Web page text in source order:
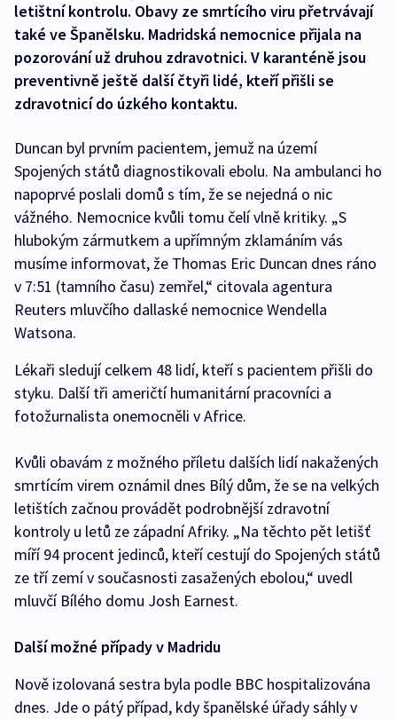
letištní kontrolu. Obavy ze smrtícího viru přetrvávají
také ve Španělsku. Madridská nemocnice přijala na
pozorování už druhou zdravotnici. V karanténě jsou
preventivně ještě další čtyři lidé, kteří přišli se
zdravotnicí do úzkého kontaktu.
Duncan byl prvním pacientem, jemuž na území
Spojených států diagnostikovali ebolu. Na ambulanci ho
napoprvé poslali domů s tím, že se nejedná o nic
vážného. Nemocnice kvůli tomu čelí vlně kritiky. „S
hlubokým zármutkem a upřímným zklamáním vás
musíme informovat, že Thomas Eric Duncan dnes ráno
v 7:51 (tamního času) zemřel,“ citovala agentura
Reuters mluvčího dallaské nemocnice Wendella
Watsona.
Lékaři sledují celkem 48 lidí, kteří s pacientem přišli do
styku. Další tři američtí humanitární pracovníci a
fotožurnalista onemocněli v Africe.
Kvůli obavám z možného příletu dalších lidí nakažených
smrtícím virem oznámil dnes Bílý dům, že se na velkých
letištích začnou provádět podrobnější zdravotní
kontroly u letů ze západní Afriky. „Na těchto pět letišť
míří 94 procent jedinců, kteří cestují do Spojených států
ze tří zemí v současnosti zasažených ebolou,“ uvedl
mluvčí Bílého domu Josh Earnest.
Další možné případy v Madridu
Nově izolovaná sestra byla podle BBC hospitalizována
dnes. Jde o pátý případ, kdy španělské úřady sáhly v